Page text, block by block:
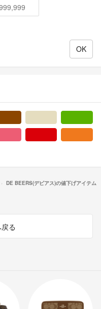
カラー
DE BEERS(デビアス)の値下げアイテム
る